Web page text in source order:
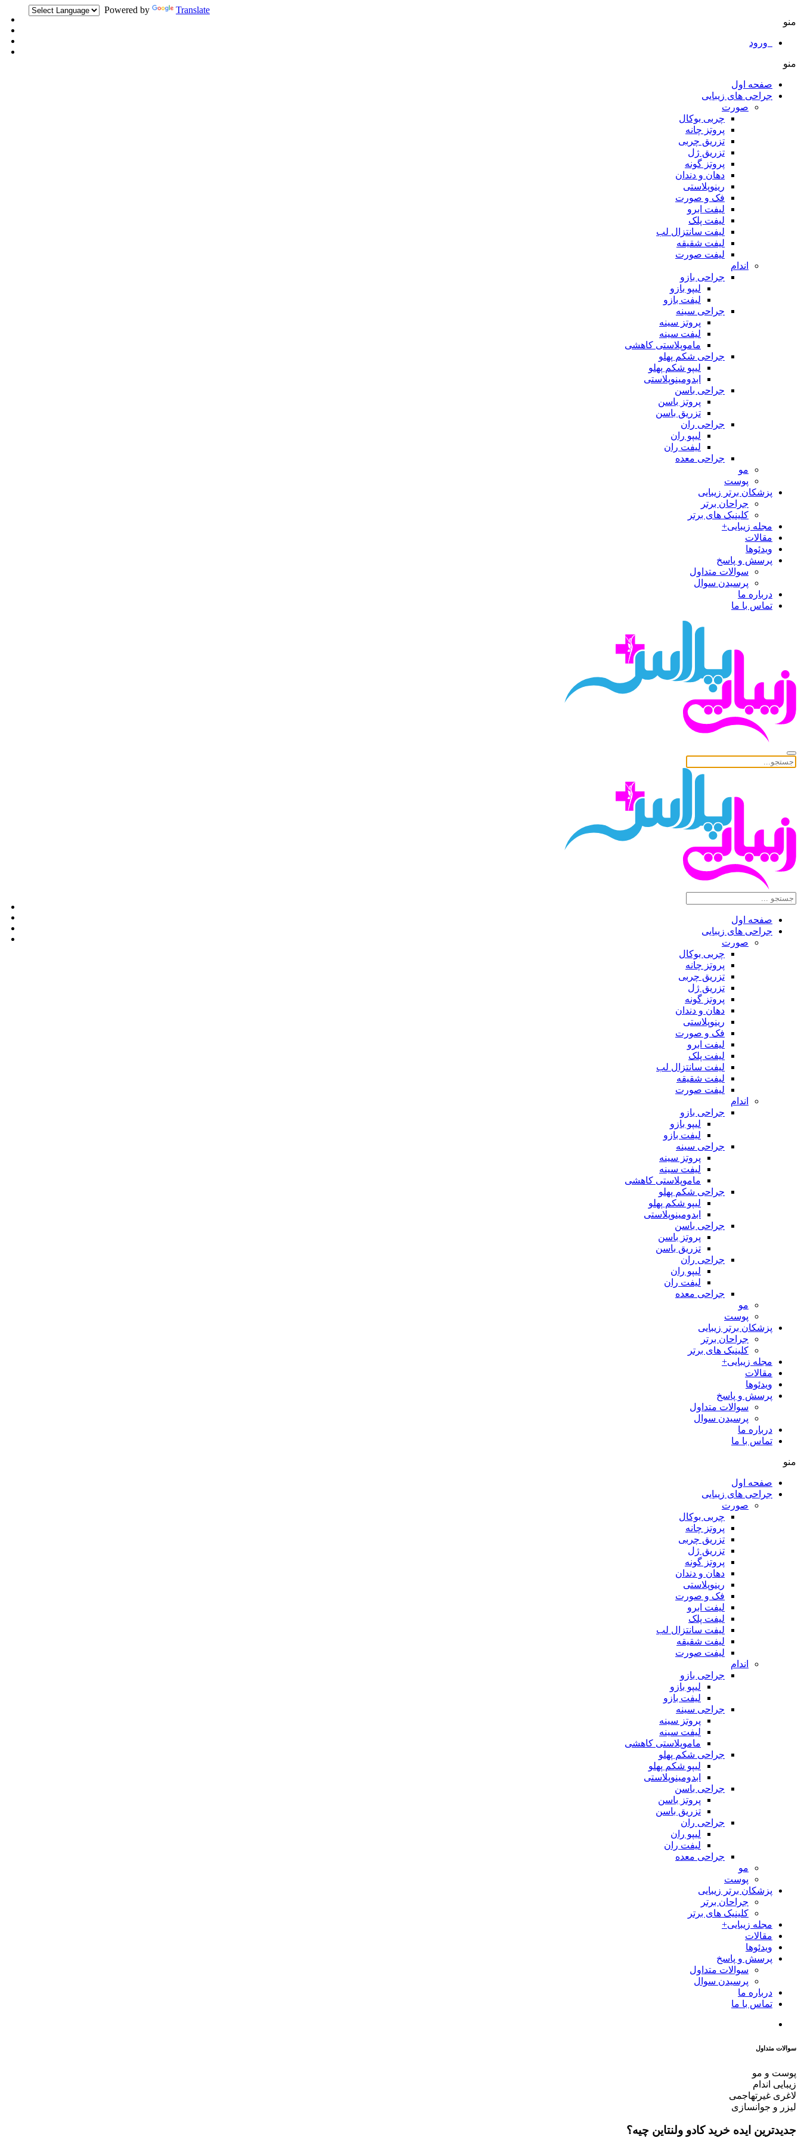
Powered by
Translate
منو
ورود
منو
صفحه اول
جراحی های زیبایی
صورت
چربی بوکال
پروتز چانه
تزریق چربی
تزریق ژل
پروتز گونه
دهان و دندان
رینوپلاستی
فک و صورت
لیفت ابرو
لیفت پلک
لیفت سانتزال لب
لیفت شقیقه
لیفت صورت
اندام
جراحی بازو
لیپو بازو
لیفت بازو
جراحی سینه
پروتز سینه
لیفت سینه
ماموپلاستی کاهشی
جراحی شکم پهلو
لیپو شکم پهلو
ابدومینوپلاستی
جراحی باسن
پروتز باسن
تزریق باسن
جراحی ران
لیپو ران
لیفت ران
جراحی معده
مو
پوست
پزشکان برتر زیبایی
جراحان برتر
کلینیک های برتر
مجله زیبایی+
مقالات
ویدئوها
پرسش و پاسخ
سوالات متداول
پرسیدن سوال
درباره ما
تماس با ما
صفحه اول
جراحی های زیبایی
صورت
چربی بوکال
پروتز چانه
تزریق چربی
تزریق ژل
پروتز گونه
دهان و دندان
رینوپلاستی
فک و صورت
لیفت ابرو
لیفت پلک
لیفت سانتزال لب
لیفت شقیقه
لیفت صورت
اندام
جراحی بازو
لیپو بازو
لیفت بازو
جراحی سینه
پروتز سینه
لیفت سینه
ماموپلاستی کاهشی
جراحی شکم پهلو
لیپو شکم پهلو
ابدومینوپلاستی
جراحی باسن
پروتز باسن
تزریق باسن
جراحی ران
لیپو ران
لیفت ران
جراحی معده
مو
پوست
پزشکان برتر زیبایی
جراحان برتر
کلینیک های برتر
مجله زیبایی+
مقالات
ویدئوها
پرسش و پاسخ
سوالات متداول
پرسیدن سوال
درباره ما
تماس با ما
منو
صفحه اول
جراحی های زیبایی
صورت
چربی بوکال
پروتز چانه
تزریق چربی
تزریق ژل
پروتز گونه
دهان و دندان
رینوپلاستی
فک و صورت
لیفت ابرو
لیفت پلک
لیفت سانتزال لب
لیفت شقیقه
لیفت صورت
اندام
جراحی بازو
لیپو بازو
لیفت بازو
جراحی سینه
پروتز سینه
لیفت سینه
ماموپلاستی کاهشی
جراحی شکم پهلو
لیپو شکم پهلو
ابدومینوپلاستی
جراحی باسن
پروتز باسن
تزریق باسن
جراحی ران
لیپو ران
لیفت ران
جراحی معده
مو
پوست
پزشکان برتر زیبایی
جراحان برتر
کلینیک های برتر
مجله زیبایی+
مقالات
ویدئوها
پرسش و پاسخ
سوالات متداول
پرسیدن سوال
درباره ما
تماس با ما
سوالات متداول
پوست و مو
زیبایی اندام
لاغری غیرتهاجمی
لیزر و جوانسازی
جدیدترین ایده خرید کادو ولنتاین چیه؟